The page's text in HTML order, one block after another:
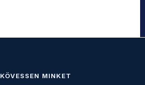
KÖVESSEN MINKET